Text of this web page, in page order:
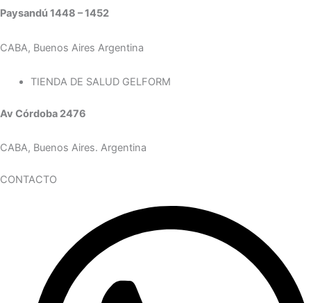
Paysandú 1448 – 1452
CABA, Buenos Aires Argentina
TIENDA DE SALUD GELFORM
Av Córdoba 2476
CABA, Buenos Aires. Argentina
CONTACTO